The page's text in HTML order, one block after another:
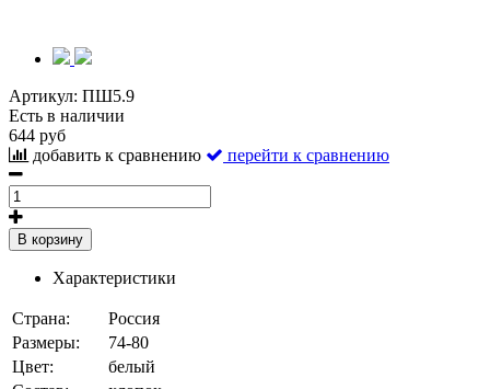
Артикул: ПШ5.9
Есть в наличии
644 руб
добавить к сравнению
перейти к сравнению
В корзину
Характеристики
Страна:
Россия
Размеры:
74-80
Цвет:
белый